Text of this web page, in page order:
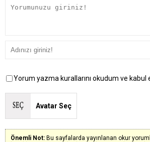
Yorum yazma kurallarını okudum ve kabul
Avatar Seç
Önemli Not: Bu sayfalarda yayınlanan okur